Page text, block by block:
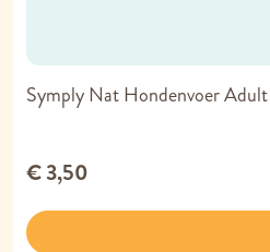
Symply Nat Hondenvoer
€ 3,50